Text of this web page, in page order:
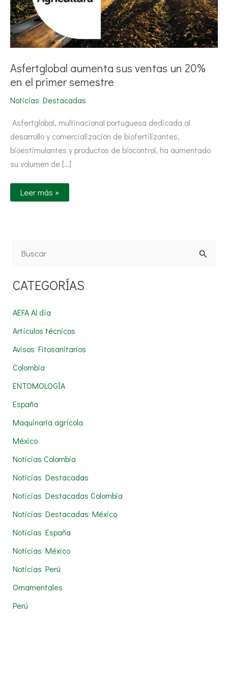
Asfertglobal aumenta sus ventas un 20%
en el primer semestre
Noticias Destacadas
Asfertglobal, multinacional portuguesa dedicada al
desarrollo y comercialización de biofertilizantes,
bioestimulantes y productos de biocontrol, ha aumentado
su volumen de […]
Leer más »
s
r
p
o
r
:
CATEGORÍAS
AEFA Al día
Artículos técnicos
Avisos Fitosanitarios
Colombia
ENTOMOLOGÍA
España
Maquinaria agrícola
México
Noticias Colombia
Noticias Destacadas
Noticias Destacadas Colombia
Noticias Destacadas México
Noticias España
Noticias México
Noticias Perú
Ornamentales
Perú